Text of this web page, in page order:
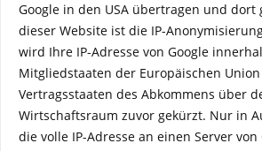
Google in den USA übertragen und dort
dieser Website ist die IP-
wird Ihre IP-Adresse von Google
Mitgliedstaaten der Europäischen
Vertragsstaaten des Abkommens über
Wirtschaftsraum zuvor gekürzt. Nur in
die volle IP-Adresse an einen Server von